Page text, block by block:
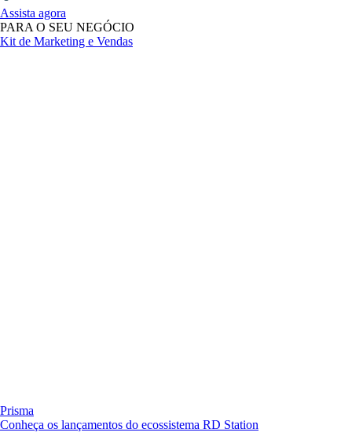
Assista agora
PARA O SEU NEGÓCIO
Kit de Marketing e Vendas
Prisma
Conheça os lançamentos do ecossistema RD Station